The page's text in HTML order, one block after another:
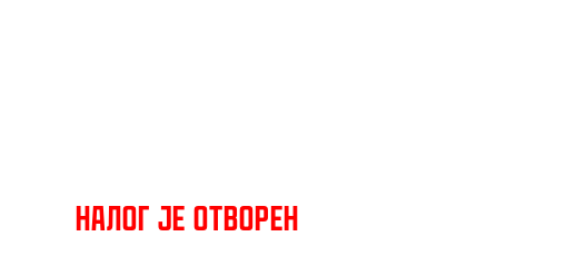
Налог је отворен